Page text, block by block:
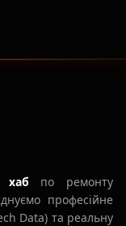
хаб по ремонту
професійне
Data) та реальну